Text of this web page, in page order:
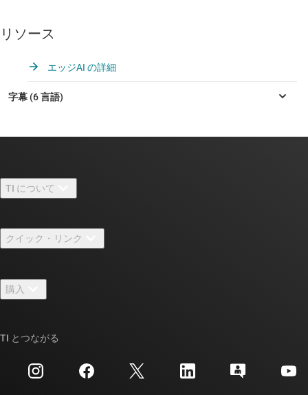
リソース
エッジAI の詳細
TI について
採用情報
ニュース
イベント
投資家向け情報
クイック・リンク
TI E2E™ 設計サポート・フォーラム
クロスリファレンス検索
カスタマー・サポート・センター
購入
TI とつながる